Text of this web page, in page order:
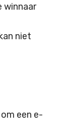
winnaar
niet
een e-